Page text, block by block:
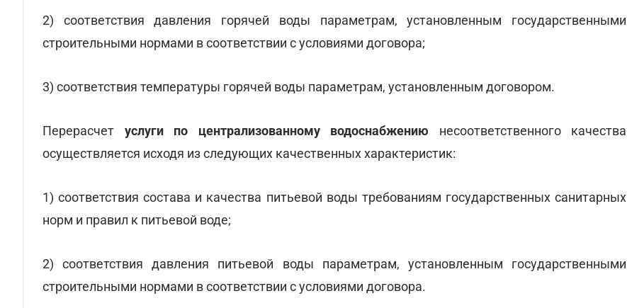
2) соответствия давления горячей воды параметрам, установленным государственными
строительными нормами в соответствии с условиями договора;
3) соответствия температуры горячей воды параметрам, установленным договором.
Перерасчет услуги по централизованному водоснабжению несоответственного качества
осуществляется исходя из следующих качественных характеристик:
1) соответствия состава и качества питьевой воды требованиям государственных санитарных
норм и правил к питьевой воде;
2) соответствия давления питьевой воды параметрам, установленным государственными
строительными нормами в соответствии с условиями договора.